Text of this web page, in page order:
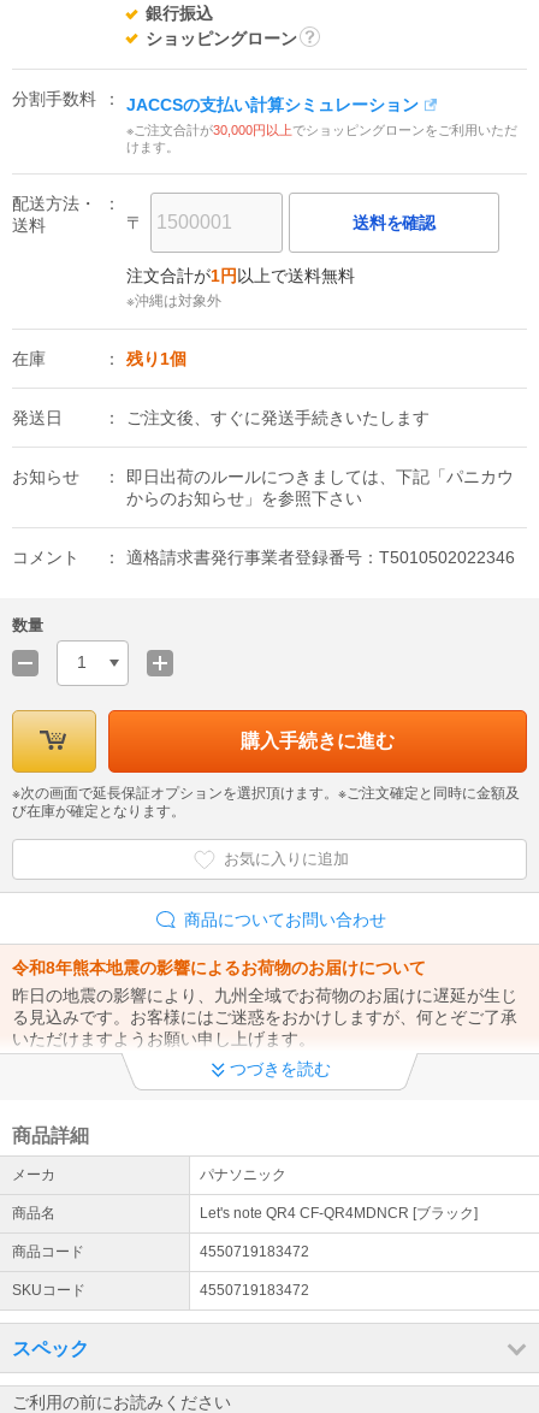
銀行振込
ショッピングローン
分割手数料
JACCSの支払い計算シミュレーション
※ご注文合計が30,000円以上でショッピングローンをご利用いただ
けます。
配送方法・
送料
〒 送料を確認
注文合計が1円 以上で送料無料
※沖縄は対象外
在庫 残り1個
発送日 ご注文後、すぐに発送手続きいたします
お知らせ
即日出荷のルールにつきましては、下記「パニカウ
からのお知らせ」を参照下さい
コメント 適格請求書発行事業者登録番号：T5010502022346
数量
1
購入手続きに進む
※次の画面で延長保証オプションを選択頂けます。※ご注文確定と同時に金額及
び在庫が確定となります。
お気に入りに追加
商品についてお問い合わせ
令和8年熊本地震の影響によるお荷物のお届けについて
昨日の地震の影響により、九州全域でお荷物のお届けに遅延が生じ
る見込みです。お客様にはご迷惑をおかけしますが、何とぞご了承
いただけますようお願い申し上げます。
夏季休業のお知らせ
ます。 休業期間中に頂いたご注文、お問合せにつきましては 休業期
間明けの営業日08月17日(月)から順次対応させて頂きます。
インボイス制度への対応について
当店では、適格請求書として領収書の発行が可能です。詳細はリン
ク先のページにてご確認下さい。
詳細はこちら
つづきを読む
商品詳細
メーカ パナソニック
商品名 Let's note QR4 CF-QR4MDNCR [ブラック]
商品コード 4550719183472
SKUコード 4550719183472
スペック
ご利用の前にお読みください